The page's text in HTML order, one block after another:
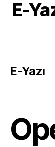
E-
E-Yazı